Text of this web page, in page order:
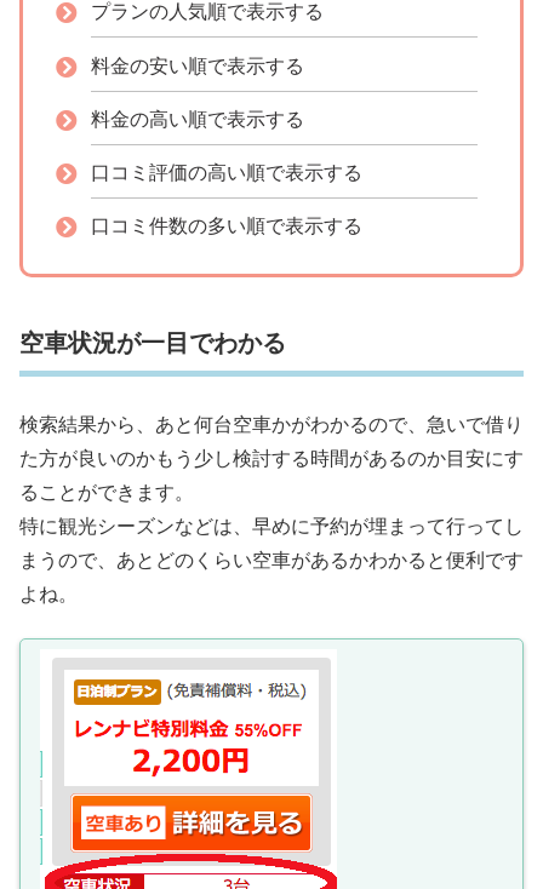
プランの人気順で表示する
料金の安い順で表示する
料金の高い順で表示する
口コミ評価の高い順で表示する
口コミ件数の多い順で表示する
空車状況が一目でわかる
検索結果から、あと何台空車かがわかるので、急いで借り
た方が良いのかもう少し検討する時間があるのか目安にす
ることができます。
特に観光シーズンなどは、早めに予約が埋まって行ってし
まうので、あとどのくらい空車があるかわかると便利です
よね。